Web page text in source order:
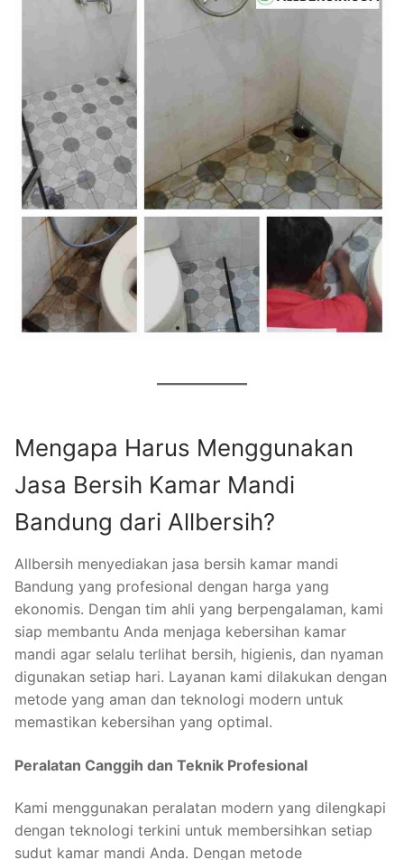
Mengapa Harus Menggunakan
Jasa Bersih Kamar Mandi
Bandung dari Allbersih?
Allbersih menyediakan jasa bersih kamar mandi
Bandung yang profesional dengan harga yang
ekonomis. Dengan tim ahli yang berpengalaman, kami
siap membantu Anda menjaga kebersihan kamar
mandi agar selalu terlihat bersih, higienis, dan nyaman
digunakan setiap hari. Layanan kami dilakukan dengan
metode yang aman dan teknologi modern untuk
memastikan kebersihan yang optimal.
Peralatan Canggih dan Teknik Profesional
Kami menggunakan peralatan modern yang dilengkapi
dengan teknologi terkini untuk membersihkan setiap
sudut kamar mandi Anda. Dengan metode